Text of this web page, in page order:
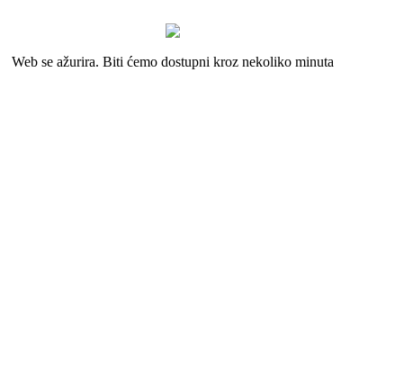
Web se ažurira. Biti ćemo dostupni kroz nekoliko minuta